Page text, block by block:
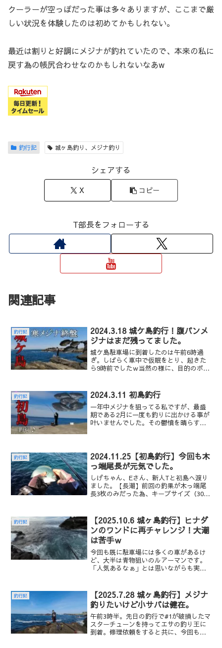
クーラーが空っぽだった事は多々ありますが、ここまで厳
しい状況を体験したのは初めてかもしれない。
最近は割りと好調にメジナが釣れていたので、本来の私に
戻す為の帳尻合わせなのかもしれないなあw
釣行記 城ヶ島釣り、メジナ釣り
シェアする
X コピー
T部長をフォローする
関連記事
釣行記
2024.3.18 城ケ島釣行！腹パンメ
ジナはまだ残ってました。
城ケ島駐車場に到着したのは午前6時過
ぎ。しばらく車中で仮眠をとり、起きた
ら9時前でしたｗ当然の様に、目的のポイ
たので、そこに釣り座を構えましたここ
で竿を出すのはかなり久し...
釣行記 2024.3.11 初島釣行
一年中メジナを狙ってる私ですが、最盛
期である2月に一度も釣りに出かける事が
叶いませんでした。その鬱憤を晴らすべ
ると、早速メジナを釣り...
釣行記
2024.11.25【初島釣行】今回も木
っ端尾長が元気でした。
しげちゃん、Eさん、新人Tと初島へ渡り
ました。【長潮】前回の釣果が木っ端尾
長3枚のみだった為、キープサイズ（30㎝
せる事だったが、早い段階で木っ端尾長
を釣り上げました...
釣行記
【2025.10.6 城ヶ島釣行】ヒナダ
ンのワンドに再チャレンジ！大潮
は苦手ｗ
今回も既に駐車場には多くの車があるけ
ど、大半は青物狙いのルアーマンです。
「人気あるなぁ」とは思いながらも実際
したが、なんと既に釣り人が入っておら
れる。仕方なくと言うのは...
釣行記
【2025.7.28 城ヶ島釣行】メジナ
釣りたいけど小サバは健在。
午前3時半。先日の釣行で#1が破損したマ
スターチューンを持ってエサの釣り王に
到着。修理依頼をすると共に、今回も店